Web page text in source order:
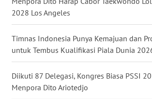
2028 Los Angeles
Timnas Indonesia Punya Kemajuan dan
untuk Tembus Kualifikasi Piala Dunia
Diikuti 87 Delegasi, Kongres Biasa PSSI
Menpora Dito Ariotedjo
WN
NUSANTARA
WN
JATIM